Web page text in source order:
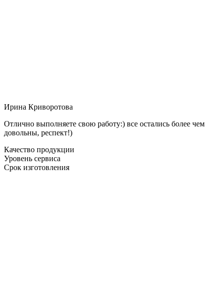
Ирина Криворотова
Отлично выполняете свою работу:) все остались более чем
довольны, респект!)
Качество продукции
Уровень сервиса
Срок изготовления